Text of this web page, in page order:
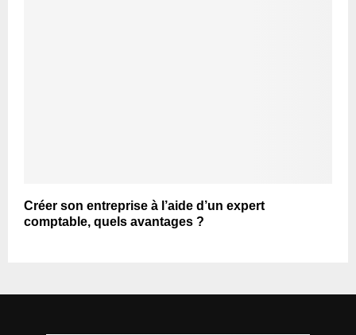
Créer son entreprise à l’aide d’un expert
comptable, quels avantages ?